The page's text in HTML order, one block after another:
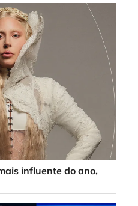
influente do ano,